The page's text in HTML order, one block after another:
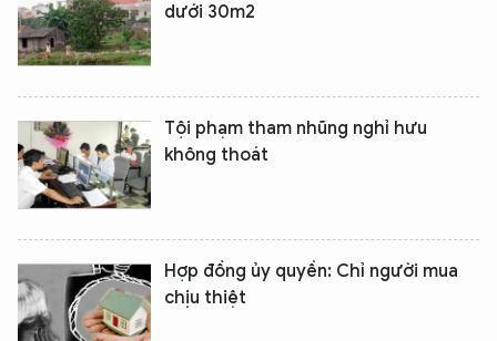
dưới 30m2
Tội phạm tham nhũng nghỉ hưu
không thoát
Hợp đồng ủy quyền: Chỉ người mua
chịu thiệt